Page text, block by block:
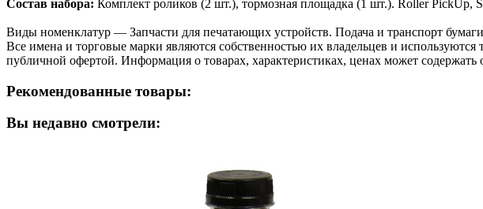
Состав набора: Комплект роликов (2 шт.), тормозная площадка (1 шт.). Roller PickUp,
Виды номенклатур — Запчасти для печатающих устройств. Подача и транспорт
Все имена и торговые марки являются собственностью их владельцев и
публичной офертой. Информация о товарах, характеристиках, ценах может
Рекомендованные товары:
Вы недавно смотрели: